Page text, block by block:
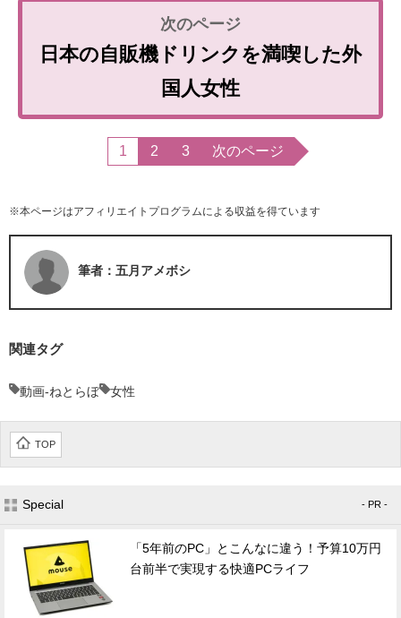
日本の自販機ドリンクを満喫した外
国人女性
1 2 3 次のページ
※本ページはアフィリエイトプログラムによる収益を得ています
筆者：五月アメボシ
関連タグ
動画-ねとらぼ 女性
TOP
Special - PR -
「5年前のPC」とこんなに違う！予算10万円
台前半で実現する快適PCライフ